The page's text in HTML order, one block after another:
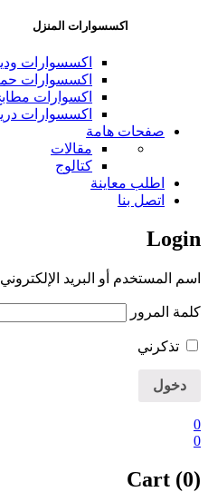
اكسسوارات المنزل
اكسسوارات
اكسسوارات
اكسوارات
اكسسوارات
صفحات هامة
مقالات
كتالوج
اطلب معاينة
اتصل بنا
Login
اسم المستخدم أو البريد الإلكتروني
كلمة المرور
تذكرني
0
0
Cart (0)